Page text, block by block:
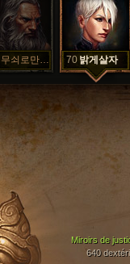
무쇠로만든마징고 70 밝게살자
Miroirs de
640